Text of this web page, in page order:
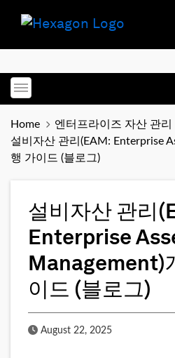
Toggle menubar
Home
엔터프라이즈 자산 관리
설비자산 관리(EAM: Enterprise
행 가이드 (블로그)
설비자산 관리
Enterprise
Management)
이드 (블로그)
Published Date
August 22, 2025